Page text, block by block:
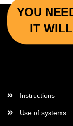
YOU
IT
Instructions
Use of systems